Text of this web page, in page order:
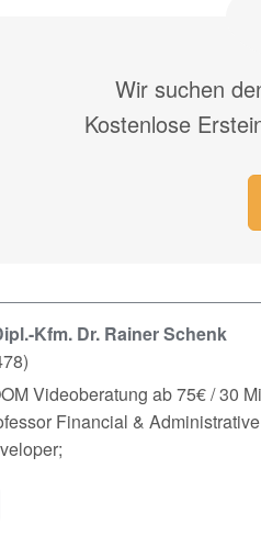
Wir suchen
Kostenlose
Kfm. Dr. Rainer Schenk
Videoberatung ab 75€ / 30
Financial &